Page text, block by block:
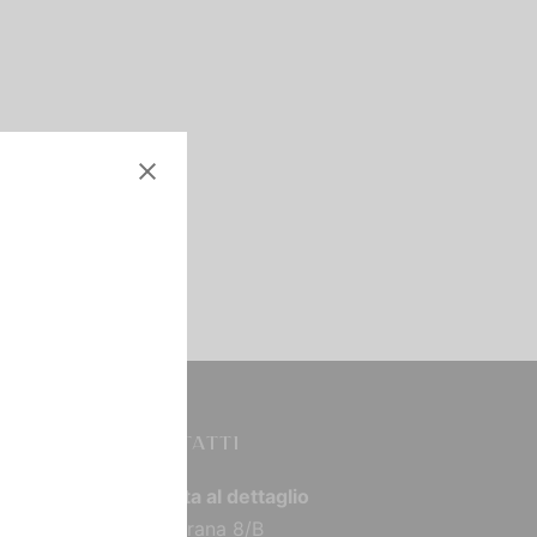
CONTATTI
Vendita al dettaglio
Via Torana 8/B